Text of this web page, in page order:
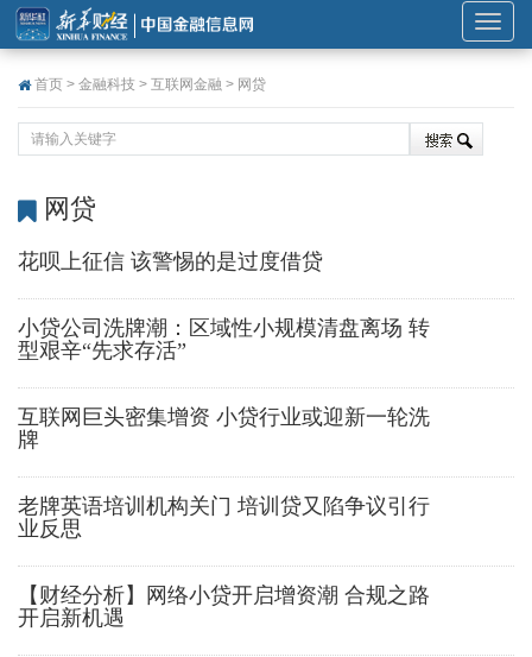
展
开
首页 > 金融科技 > 互联网金融 > 网贷
网贷
花呗上征信 该警惕的是过度借贷
小贷公司洗牌潮：区域性小规模清盘离场 转
型艰辛“先求存活”
互联网巨头密集增资 小贷行业或迎新一轮洗
牌
老牌英语培训机构关门 培训贷又陷争议引行
业反思
【财经分析】网络小贷开启增资潮 合规之路
开启新机遇